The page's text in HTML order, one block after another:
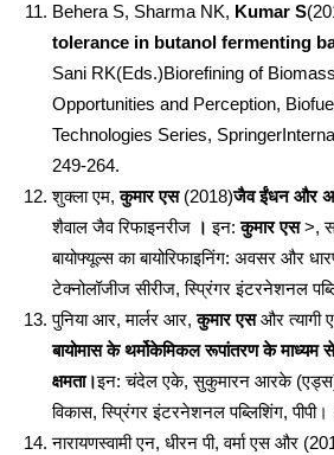
Behera S, Sharma NK, Kumar S
tolerance in butanol fermenting
Sani RK(Eds.)Biorefining of
Opportunities and Perception,
Technologies Series,
249-264.
शुक्ला एम,कुमार एस(2018)जैव ईंधन और
शैवाल जैव रिफाइनरीज । इन:कुमार एस>,
बायोफ्यूल्स का बायोरिफाइनिंग: अवसर और
टेक्नोलॉजीज सीरीज, स्प्रिंगर इंटरनेशनल
पुनिया आर, मार्लर आर,कुमार एसऔर त्यागी
बायोमास के थर्मोकेमिकल रूपांतरण के माध्यम
क्षमता।इन: चंदेल एके, सुकुमारन आरके
विकास, स्प्रिंगर इंटरनेशनल पब्लिशिंग,
नारायणस्वामी एन, धीरन पी, वर्मा एस और